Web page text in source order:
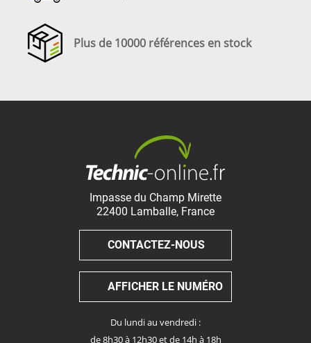
Plus de 10000 références en stock
Impasse du Champ Mirette
22400 Lamballe, France
CONTACTEZ-NOUS
AFFICHER LE NUMÉRO
Du lundi au vendredi :
de 8h30 à 12h30 et de 14h à 18h